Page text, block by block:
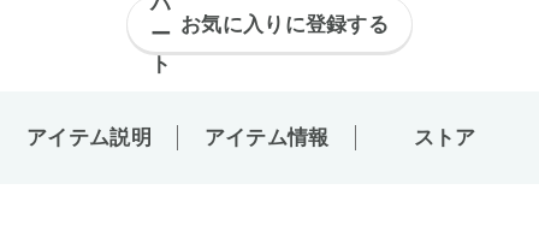
お気に入りに登録する
アイテム説明 アイテム情報 ストア